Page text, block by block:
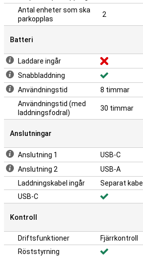
Antal enheter som ska
parkopplas
2
Batteri
Laddare ingår
Snabbladdning
Användningstid
8 timmar
Användningstid (med
laddningsfodral)
30 timmar
Anslutningar
Anslutning 1
USB-C
Anslutning 2
USB-A
Laddningskabel ingår
Separat kabel
USB-C
Kontroll
Driftsfunktioner
Fjärrkontroll
Röststyrning